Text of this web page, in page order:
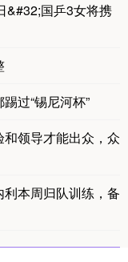
&#32;国乒3女将携
过“锡尼河杯”
领导才能出众，众
本周归队训练，备